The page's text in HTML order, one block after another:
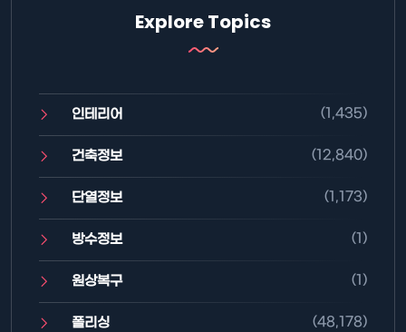
Explore Topics
인테리어 (1,435)
건축정보 (12,840)
단열정보 (1,173)
방수정보 (1)
원상복구 (1)
폴리싱 (48,178)